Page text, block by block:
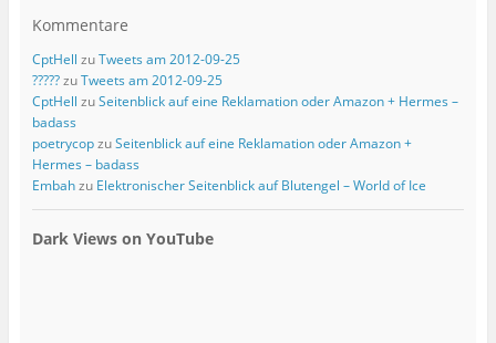
Kommentare
CptHell zuTweets am 2012-09-25
?????zuTweets am 2012-09-25
CptHell zuSeitenblick auf eine Reklamation oder Amazon + Hermes –
badass
poetrycopzuSeitenblick auf eine Reklamation oder Amazon +
Hermes – badass
Embahzu Elektronischer Seitenblick auf Blutengel – World of Ice
Dark Views on YouTube